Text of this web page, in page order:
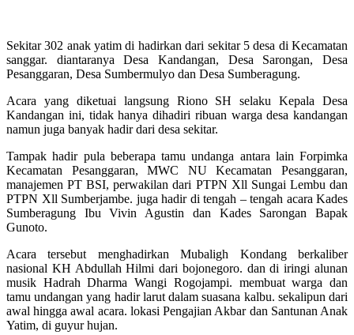
Sekitar 302 anak yatim di hadirkan dari sekitar 5 desa di Kecamatan
sanggar. diantaranya Desa Kandangan, Desa Sarongan, Desa
Pesanggaran, Desa Sumbermulyo dan Desa Sumberagung.
Acara yang diketuai langsung Riono SH selaku Kepala Desa
Kandangan ini, tidak hanya dihadiri ribuan warga desa kandangan
namun juga banyak hadir dari desa sekitar.
Tampak hadir pula beberapa tamu undanga antara lain Forpimka
Kecamatan Pesanggaran, MWC NU Kecamatan Pesanggaran,
manajemen PT BSI, perwakilan dari PTPN Xll Sungai Lembu dan
PTPN Xll Sumberjambe. juga hadir di tengah – tengah acara Kades
Sumberagung Ibu Vivin Agustin dan Kades Sarongan Bapak
Gunoto.
Acara tersebut menghadirkan Mubaligh Kondang berkaliber
nasional KH Abdullah Hilmi dari bojonegoro. dan di iringi alunan
musik Hadrah Dharma Wangi Rogojampi. membuat warga dan
tamu undangan yang hadir larut dalam suasana kalbu. sekalipun dari
awal hingga awal acara. lokasi Pengajian Akbar dan Santunan Anak
Yatim, di guyur hujan.